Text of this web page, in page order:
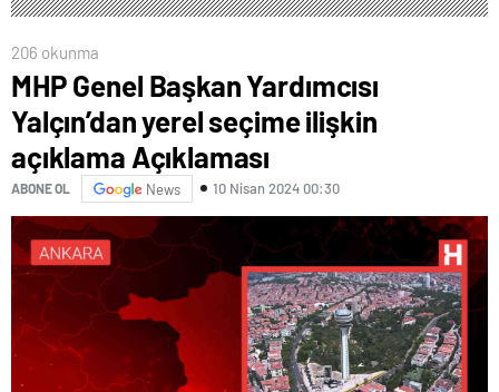
206 okunma
MHP Genel Başkan Yardımcısı
Yalçın’dan yerel seçime ilişkin
açıklama Açıklaması
ABONE OL News 10 Nisan 2024 00:30